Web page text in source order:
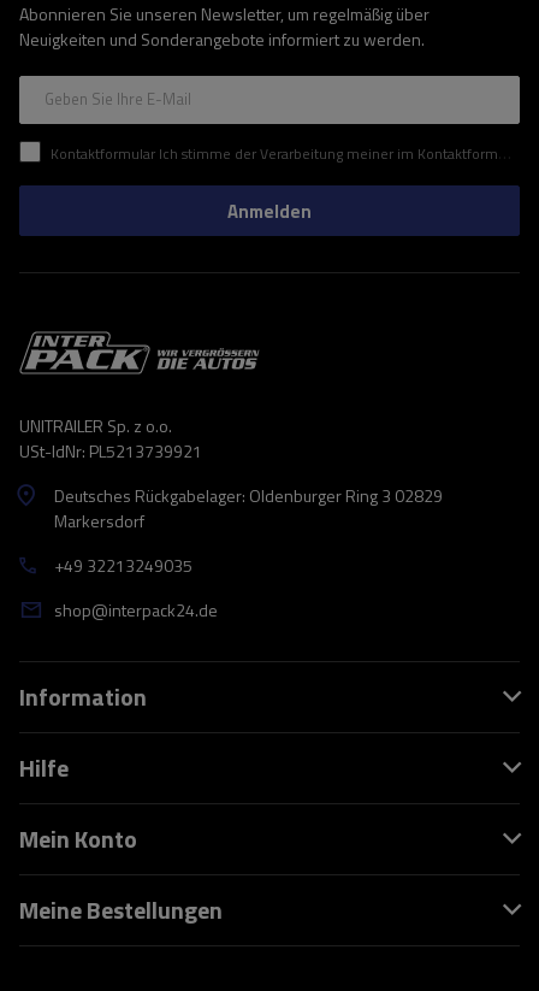
Abonnieren Sie unseren Newsletter, um regelmäßig über
Neuigkeiten und Sonderangebote informiert zu werden.
Geben Sie Ihre E-Mail
Kontaktformular Ich stimme der Verarbeitung meiner im Kontaktformular enthaltenen personenbezogenen Daten gemäß der Verordnung (EU) des Europäischen Parlaments und des Rates zu.
Anmelden
UNITRAILER Sp. z o.o.
USt-IdNr: PL5213739921
Deutsches Rückgabelager: Oldenburger Ring 3 02829
Markersdorf
+49 32213249035
shop@interpack24.de
Information
Hilfe
Mein Konto
Meine Bestellungen